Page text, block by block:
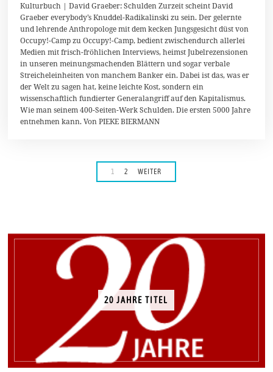
.
M
ä
r
2
0
1
4
Kulturbuch | David Graeber: Schulden Zurzeit scheint David
Graeber everybody’s Knuddel-Radikalinski zu sein. Der gelernte
und lehrende Anthropologe mit dem kecken Jungsgesicht düst von
Occupy!-Camp zu Occupy!-Camp, bedient zwischendurch allerlei
Medien mit frisch-fröhlichen Interviews, heimst Jubelrezensionen
in unseren meinungsmachenden Blättern und sogar verbale
Streicheleinheiten von manchem Banker ein. Dabei ist das, was er
der Welt zu sagen hat, keine leichte Kost, sondern ein
wissenschaftlich fundierter Generalangriff auf den Kapitalismus.
Wie man seinem 400-Seiten-Werk Schulden. Die ersten 5000 Jahre
entnehmen kann. Von PIEKE BIERMANN
1 2 WEITER
20 JAHRE TITEL